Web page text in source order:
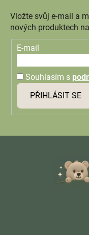
Vložte svůj e-mail a
nových produktech
E-mail
Souhlasím s
PŘIHLÁSIT SE